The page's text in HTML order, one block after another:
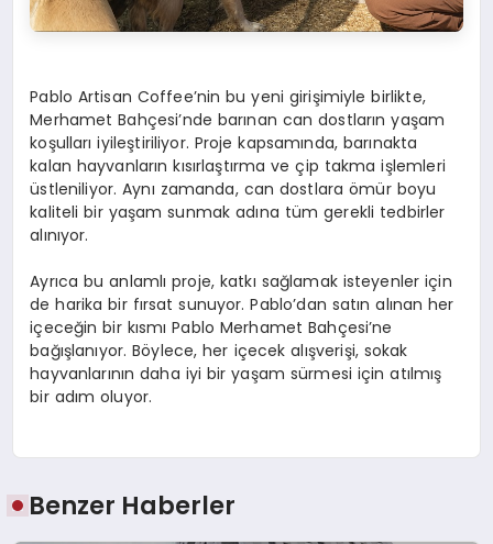
Pablo Artisan Coffee’nin bu yeni girişimiyle birlikte,
Merhamet Bahçesi’nde barınan can dostların yaşam
koşulları iyileştiriliyor. Proje kapsamında, barınakta
kalan hayvanların kısırlaştırma ve çip takma işlemleri
üstleniliyor. Aynı zamanda, can dostlara ömür boyu
kaliteli bir yaşam sunmak adına tüm gerekli tedbirler
alınıyor.
Ayrıca bu anlamlı proje, katkı sağlamak isteyenler için
de harika bir fırsat sunuyor. Pablo’dan satın alınan her
içeceğin bir kısmı Pablo Merhamet Bahçesi’ne
bağışlanıyor. Böylece, her içecek alışverişi, sokak
hayvanlarının daha iyi bir yaşam sürmesi için atılmış
bir adım oluyor.
Benzer Haberler